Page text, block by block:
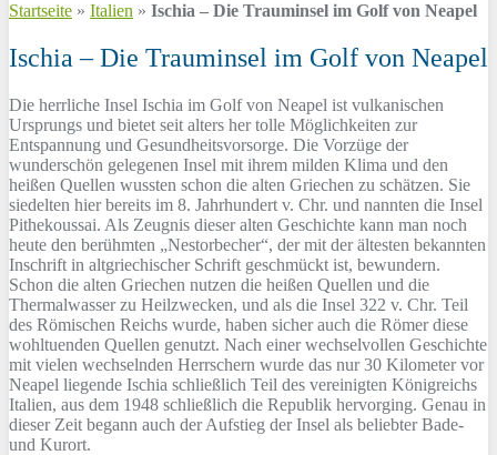
Startseite » Italien » Ischia – Die Trauminsel im Golf von Neapel
Ischia – Die Trauminsel im Golf von Neapel
Die herrliche Insel Ischia im Golf von Neapel ist vulkanischen
Ursprungs und bietet seit alters her tolle Möglichkeiten zur
Entspannung und Gesundheitsvorsorge. Die Vorzüge der
wunderschön gelegenen Insel mit ihrem milden Klima und den
heißen Quellen wussten schon die alten Griechen zu schätzen. Sie
siedelten hier bereits im 8. Jahrhundert v. Chr. und nannten die Insel
Pithekoussai. Als Zeugnis dieser alten Geschichte kann man noch
heute den berühmten „Nestorbecher“, der mit der ältesten bekannten
Inschrift in altgriechischer Schrift geschmückt ist, bewundern.
Schon die alten Griechen nutzen die heißen Quellen und die
Thermalwasser zu Heilzwecken, und als die Insel 322 v. Chr. Teil
des Römischen Reichs wurde, haben sicher auch die Römer diese
wohltuenden Quellen genutzt. Nach einer wechselvollen Geschichte
mit vielen wechselnden Herrschern wurde das nur 30 Kilometer vor
Neapel liegende Ischia schließlich Teil des vereinigten Königreichs
Italien, aus dem 1948 schließlich die Republik hervorging. Genau in
dieser Zeit begann auch der Aufstieg der Insel als beliebter Bade-
und Kurort.